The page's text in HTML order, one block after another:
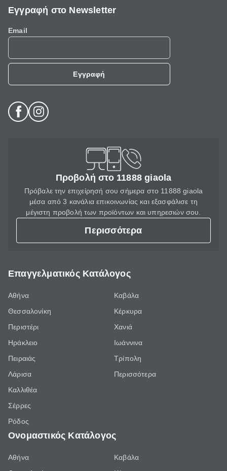
Εγγραφή στο Newsletter
Email
Εγγραφή
Προβολή στο 11888 giaola
Πρόβαλε την επιχείρησή σου σήμερα στο 11888 giaola
μέσα από 3 κανάλια επικοινωνίας και εξασφάλισε τη
μέγιστη προβολή των προϊόντων και υπηρεσιών σου.
Περισσότερα
Επαγγελματικός Κατάλογος
Αθήνα
Θεσσαλονίκη
Περιστέρι
Ηράκλειο
Πειραιάς
Λάρισα
Καλλιθέα
Σέρρες
Ρόδος
Καβάλα
Κέρκυρα
Χανιά
Ιωάννινα
Τρίπολη
Περισσότερα
Ονομαστικός Κατάλογος
Αθήνα
Καβάλα